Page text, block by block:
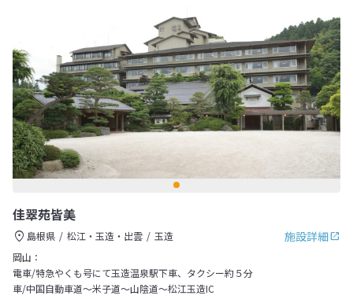
佳翠苑皆美
施設詳細
島根県 松江・玉造・出雲
玉造
岡山：
電車/特急やくも号にて玉造温泉駅下車、タクシー約５分
車/中国自動車道～米子道～山陰道～松江玉造IC